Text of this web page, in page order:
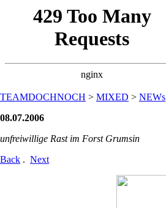
TEAMDOCHNOCH > MIXED > NEWs
08.07.2006
unfreiwillige Rast im Forst Grumsin
Back . Next